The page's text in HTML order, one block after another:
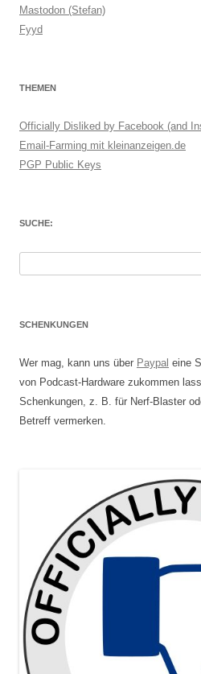
Mastodon (Stefan)
Fyyd
THEMEN
Officially Disliked by Facebook (and
Email-Farming mit kleinanzeigen.de
PGP Public Keys
SUCHE:
SCHENKUNGEN
Wer mag, kann uns über Paypal eine
von Podcast-Hardware zukommen
Schenkungen, z. B. für Nerf-Blaster
Betreff vermerken.